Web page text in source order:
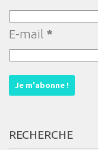
E-mail *
RECHERCHE